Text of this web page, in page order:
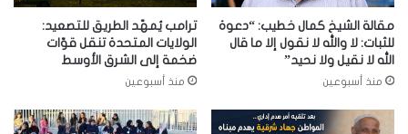
مقالة الشيخ كمال خطيب: “دعوة
للثبات: لا والله لا نقول إلا ما قال
الله لا نقيل ولا نحيد”
منذ أسبوعين
ترامب يُمهّد الطريق للتصعيد:
الولايات المتحدة تنقل قوّات
ضخمة إلى الشرق الأوسط
منذ أسبوعين